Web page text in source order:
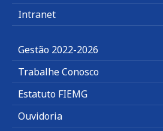
Intranet
Gestão 2022-2026
Trabalhe Conosco
Estatuto FIEMG
Ouvidoria